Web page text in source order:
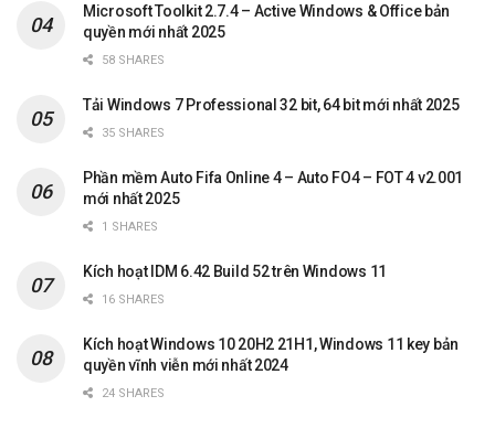
Microsoft Toolkit 2.7.4 – Active Windows & Office bản
quyền mới nhất 2025
58 SHARES
Tải Windows 7 Professional 32 bit, 64 bit mới nhất 2025
35 SHARES
Phần mềm Auto Fifa Online 4 – Auto FO4 – FOT 4 v2.001
mới nhất 2025
1 SHARES
Kích hoạt IDM 6.42 Build 52 trên Windows 11
16 SHARES
Kích hoạt Windows 10 20H2 21H1, Windows 11 key bản
quyền vĩnh viễn mới nhất 2024
24 SHARES